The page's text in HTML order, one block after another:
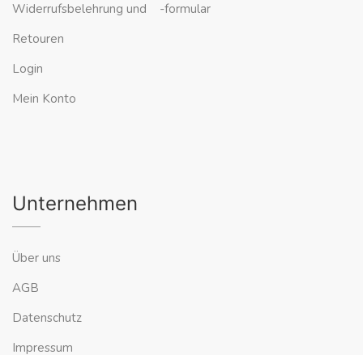
Widerrufsbelehrung und -formular
Retouren
Login
Mein Konto
Unternehmen
Über uns
AGB
Datenschutz
Impressum